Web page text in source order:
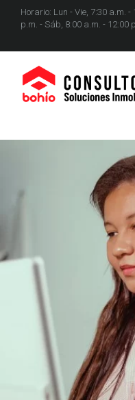
Horario: Lun - Vie, 7:30 a.m. -
p.m. - Sáb, 8:00 a.m. - 12:00
SERVICIOS